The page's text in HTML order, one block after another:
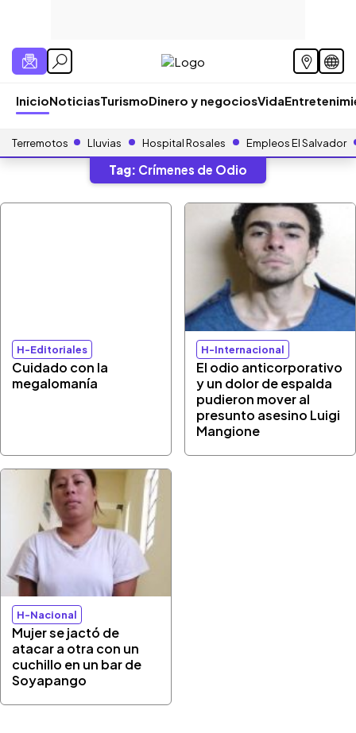
InicioNoticiasTurismoDinero y negociosVida
Terremotos Lluvias Hospital Rosales Empleos El Salvador
Tag: Crímenes de Odio
H-Editoriales
Cuidado con la
megalomanía
H-Internacional
El odio anticorporativo
y un dolor de espalda
pudieron mover al
presunto asesino Luigi
Mangione
H-Nacional
Mujer se jactó de
atacar a otra con un
cuchillo en un bar de
Soyapango